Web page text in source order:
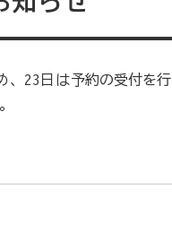
、23日は予約の受付を行